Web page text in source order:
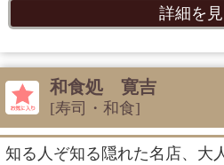
詳細を
和食処 寛吉
[寿司・和食]
知る人ぞ知る隠れた名店、大